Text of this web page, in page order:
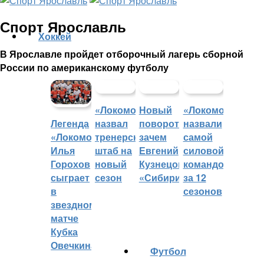
Спорт Ярославль
В Ярославле пройдет отборочный лагерь сборной
России по американскому футболу
Хоккей
Легенда
«Локомотива»
Илья
Горохов
сыграет
в
звездном
матче
Кубка
Овечкина
«Локомотив»
назвал
тренерский
штаб на
новый
сезон
Новый
поворот:
зачем
Евгений
Кузнецов
«Сибири»?
«Локомотив»
назвали
самой
силовой
командой
за 12
сезонов
Футбол